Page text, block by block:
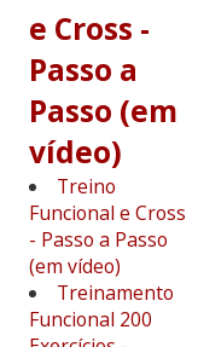
e Cross -
Passo a
Passo (em
vídeo)
Treino
Funcional e Cross
- Passo a Passo
(em vídeo)
Treinamento
Funcional 200